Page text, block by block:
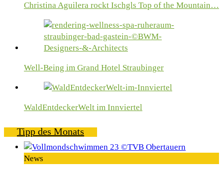
Christina Aguilera rockt Ischgls Top of the Mountain…
Well-Being im Grand Hotel Straubinger
WaldEntdeckerWelt im Innviertel
Tipp des Monats
News